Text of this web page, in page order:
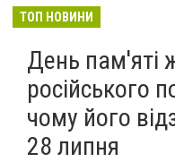
ТОП НОВИНИ
День пам'яті
російського
чому його
28 липня